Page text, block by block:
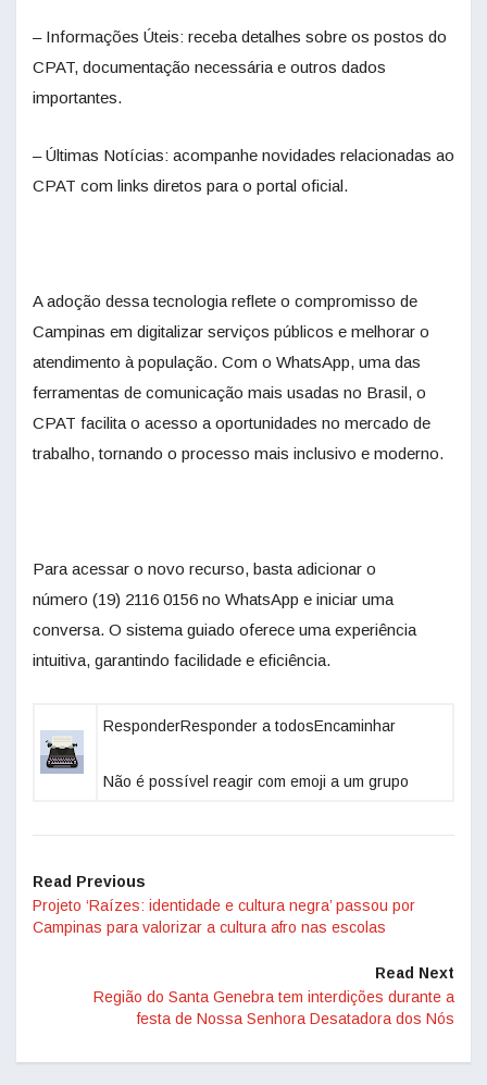
– Informações Úteis: receba detalhes sobre os postos do
CPAT, documentação necessária e outros dados
importantes.
– Últimas Notícias: acompanhe novidades relacionadas ao
CPAT com links diretos para o portal oficial.
A adoção dessa tecnologia reflete o compromisso de
Campinas em digitalizar serviços públicos e melhorar o
atendimento à população. Com o WhatsApp, uma das
ferramentas de comunicação mais usadas no Brasil, o
CPAT facilita o acesso a oportunidades no mercado de
trabalho, tornando o processo mais inclusivo e moderno.
Para acessar o novo recurso, basta adicionar o
número (19) 2116 0156 no WhatsApp e iniciar uma
conversa. O sistema guiado oferece uma experiência
intuitiva, garantindo facilidade e eficiência.
ResponderResponder a todosEncaminhar
Não é possível reagir com emoji a um grupo
Read Previous
Projeto ‘Raízes: identidade e cultura negra’ passou por
Campinas para valorizar a cultura afro nas escolas
Read Next
Região do Santa Genebra tem interdições durante a
festa de Nossa Senhora Desatadora dos Nós